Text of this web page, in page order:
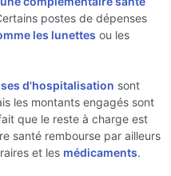
postes de dépenses
les lunettes ou les
d'hospitalisation sont
les montants engagés sont
que le reste à charge est
santé rembourse par ailleurs
et les médicaments.